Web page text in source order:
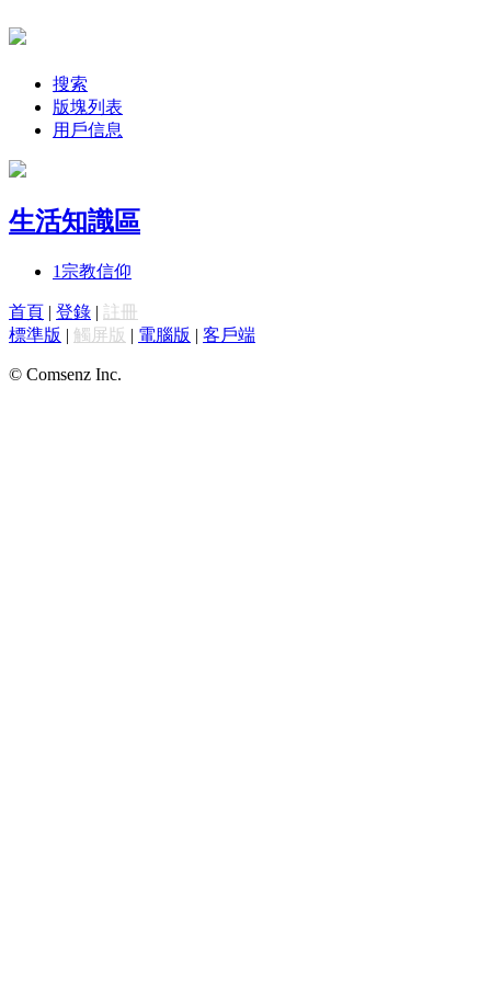
搜索
版塊列表
用戶信息
生活知識區
1 宗教信仰
首頁 | 登錄 | 註冊
標準版 | 觸屏版 | 電腦版 | 客戶端
© Comsenz Inc.